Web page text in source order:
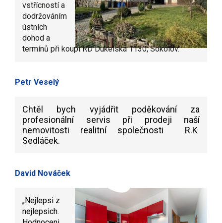
vstřícností a
dodržováním
ústních
dohod a
termínů při koupi RD Dukelská 1130, Sokolov.
Petr Veselý
Chtěl bych vyjádřit poděkování za
profesionální servis při prodeji naší
nemovitosti realitní společnosti R.K
Sedláček.
David Nováček
„Nejlepsi z
nejlepsich.